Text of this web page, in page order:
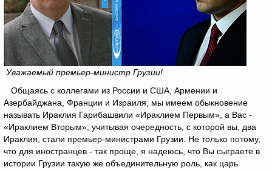
Уважаемый премьер-министр Грузии!
Общаясь с коллегами из России и США, Армении и
Азербайджана, Франции и Израиля, мы имеем обыкновение
называть Ираклия Гарибашвили «Ираклием Первым», а Вас -
«Ираклием Вторым», учитывая очередность, с которой вы, два
Ираклия, стали премьер-министрами Грузии. Не только потому,
что для иностранцев - так проще, я надеюсь, что Вы сыграете в
истории Грузии такую же объединительную роль, как царь